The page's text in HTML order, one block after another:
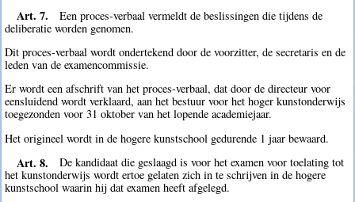
Art. 7.
Een proces-verbaal vermeldt de beslissingen die tijdens de
deliberatie worden genomen.
Dit proces-verbaal wordt ondertekend door de voorzitter, de secretaris en de
leden van de examencommissie.
Er wordt een afschrift van het proces-verbaal, dat door de directeur voor
eensluidend wordt verklaard, aan het bestuur voor het hoger kunstonderwijs
toegezonden voor 31 oktober van het lopende academiejaar.
Het origineel wordt in de hogere kunstschool gedurende 1 jaar bewaard.
Art. 8.
De kandidaat die geslaagd is voor het examen voor toelating tot
het kunstonderwijs wordt ertoe gelaten zich in te schrijven in de hogere
kunstschool waarin hij dat examen heeft afgelegd.